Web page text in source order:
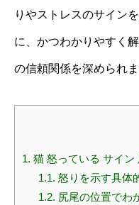
りやストレスのサイン
に、かつわかりやすく
の信頼関係を深められま
1. 猫 怒っている サイン
1.1. 怒りを示す具体
1.2. 尻尾の位置でわ